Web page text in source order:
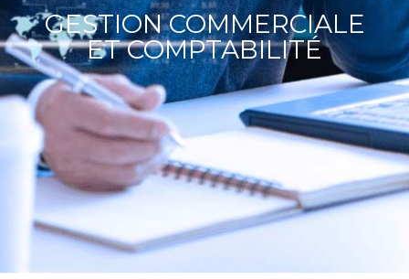
GESTION COMMERCIALE
ET COMPTABILITÉ